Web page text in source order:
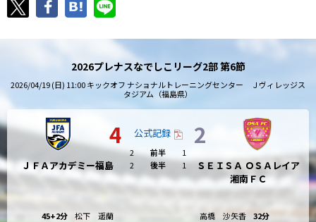
2026プレナスなでしこリーグ2部 第6節
2026/04/19 (日) 11:00 キックオフ ナショナルトレーニングセンター Ｊヴィレッジス
タジアム（福島県）
ＪＦＡアカデミー福島
45+2分
松下 遥蘭
4 公式記録 2
2 前半
1
2
後半 1
ＳＥＩＳＡ ＯＳＡレイア
湘南ＦＣ
高橋 沙矢香
32分